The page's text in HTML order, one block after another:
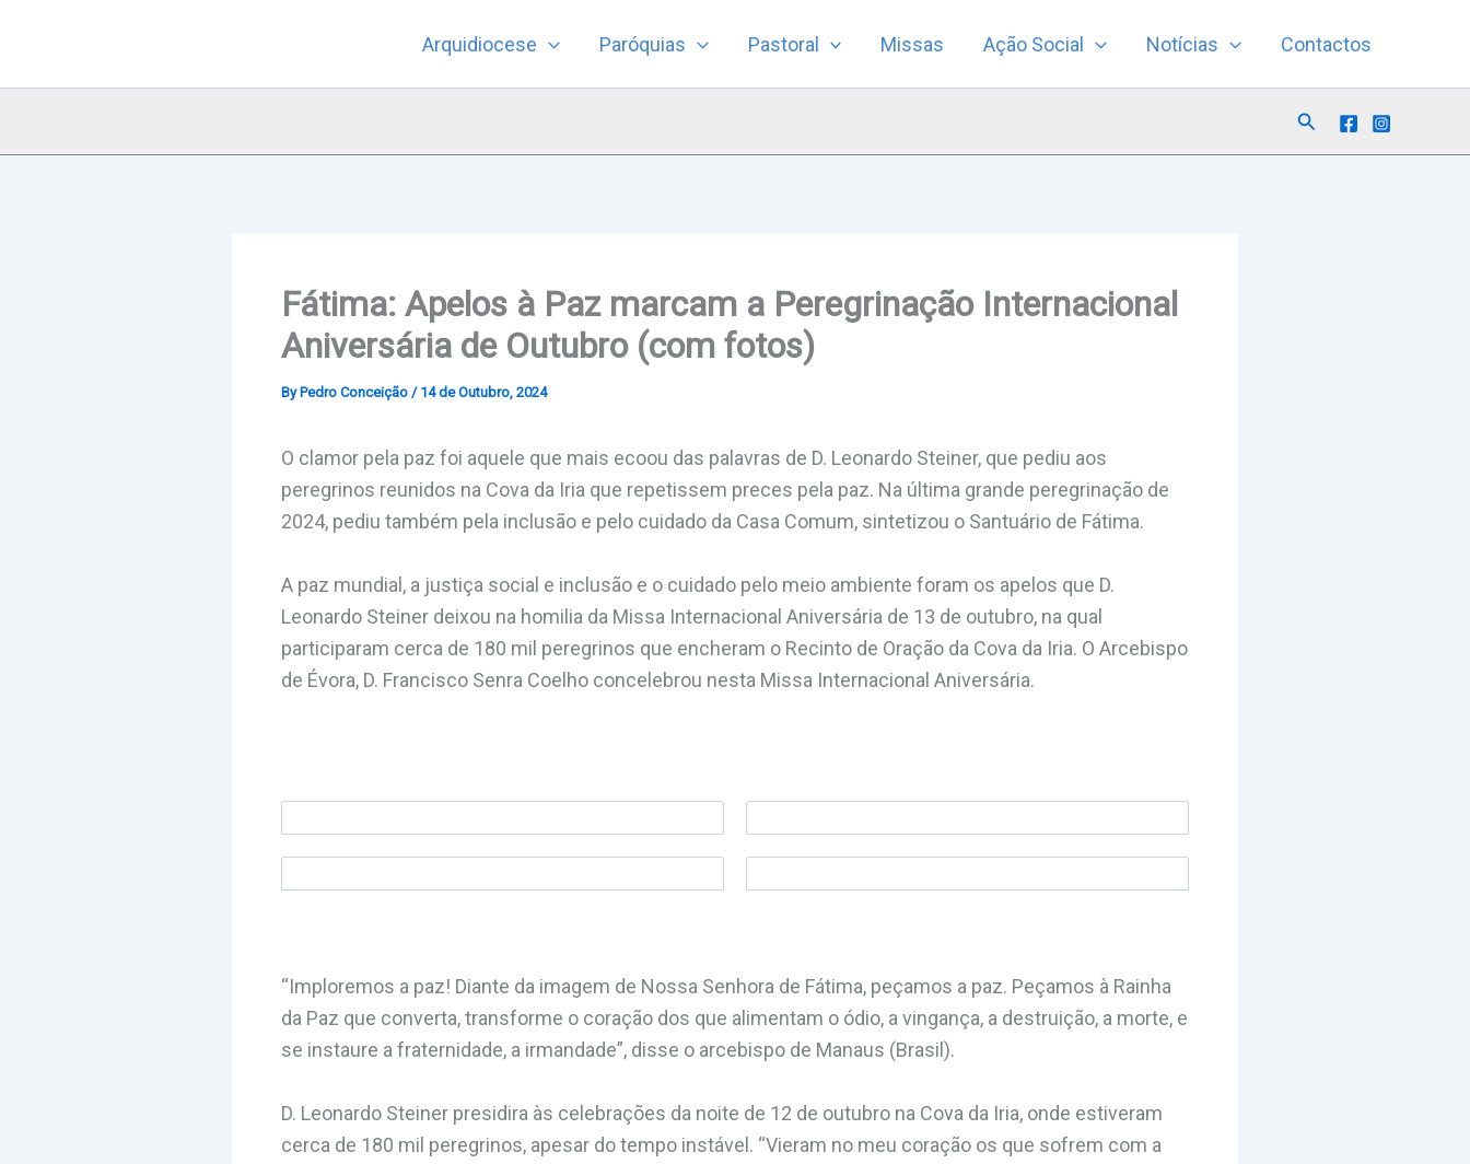
Arquidiocese Paróquias Pastoral Missas Ação Social Notícias Contactos
Search
Fátima: Apelos à Paz marcam a Peregrinação Internacional
Aniversária de Outubro (com fotos)
By Pedro Conceição / 14 de Outubro, 2024
O clamor pela paz foi aquele que mais ecoou das palavras de D. Leonardo Steiner, que pediu aos
peregrinos reunidos na Cova da Iria que repetissem preces pela paz. Na última grande peregrinação de
2024, pediu também pela inclusão e pelo cuidado da Casa Comum, sintetizou o Santuário de Fátima.
A paz mundial, a justiça social e inclusão e o cuidado pelo meio ambiente foram os apelos que D.
Leonardo Steiner deixou na homilia da Missa Internacional Aniversária de 13 de outubro, na qual
participaram cerca de 180 mil peregrinos que encheram o Recinto de Oração da Cova da Iria. O Arcebispo
de Évora, D. Francisco Senra Coelho concelebrou nesta Missa Internacional Aniversária.
“Imploremos a paz! Diante da imagem de Nossa Senhora de Fátima, peçamos a paz. Peçamos à Rainha
da Paz que converta, transforme o coração dos que alimentam o ódio, a vingança, a destruição, a morte, e
se instaure a fraternidade, a irmandade”, disse o arcebispo de Manaus (Brasil).
D. Leonardo Steiner presidira às celebrações da noite de 12 de outubro na Cova da Iria, onde estiveram
cerca de 180 mil peregrinos, apesar do tempo instável. “Vieram no meu coração os que sofrem com a